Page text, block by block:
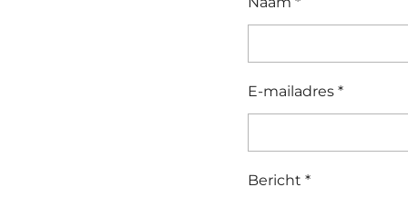
E-mailadres *
Bericht *